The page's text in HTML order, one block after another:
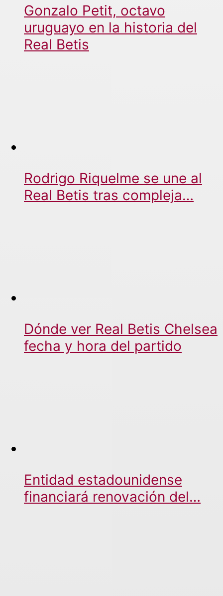
Gonzalo Petit, octavo
uruguayo en la historia del
Real Betis
Rodrigo Riquelme se une al
Real Betis tras compleja…
Dónde ver Real Betis Chelsea
fecha y hora del partido
Entidad estadounidense
financiará renovación del…